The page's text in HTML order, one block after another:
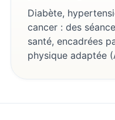
Diabète,
cancer : des
santé, encadrées
physique adaptée